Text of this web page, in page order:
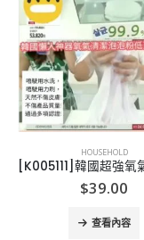
HOUSEHOLD
$39.00
查看內容